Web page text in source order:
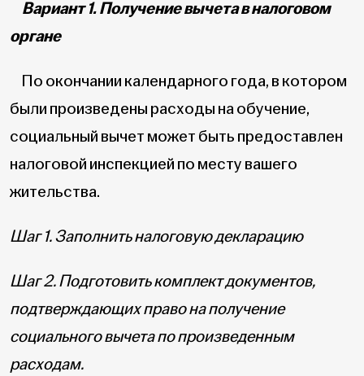
Вариант 1. Получение вычета в налоговом
органе
По окончании календарного года, в котором
были произведены расходы на обучение,
социальный вычет может быть предоставлен
налоговой инспекцией по месту вашего
жительства.
Шаг 1. Заполнить налоговую декларацию
Шаг 2. Подготовить комплект документов,
подтверждающих право на получение
социального вычета по произведенным
расходам.